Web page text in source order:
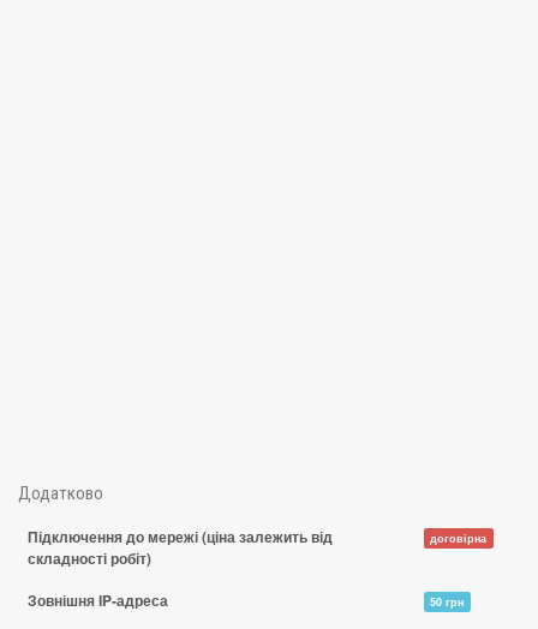
Додатково
Підключення до мережі (ціна залежить від
складності робіт)
договірна
Зовнішня IP-адреса 50 грн